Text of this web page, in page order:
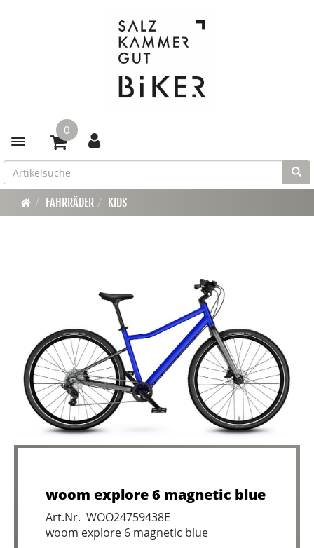
Toggle navigation
0
FAHRRÄDER KIDS
woom explore 6 magnetic blue
Art.Nr. WOO24759438E
woom explore 6 magnetic blue